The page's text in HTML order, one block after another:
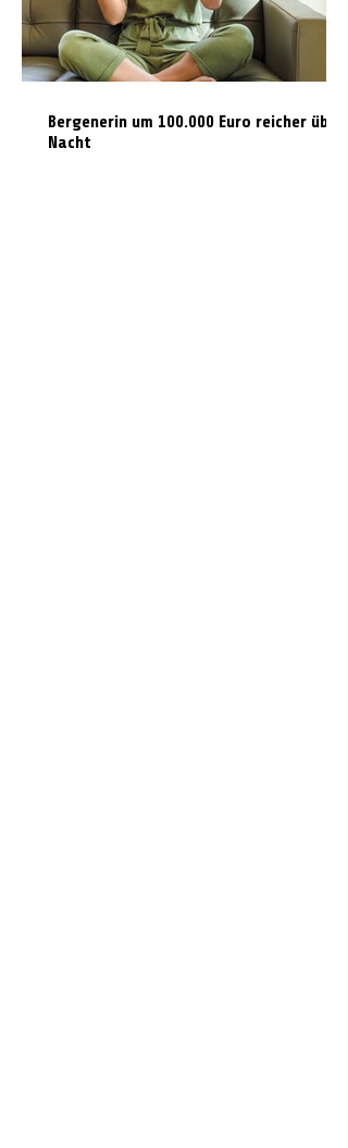
Bergenerin um 100.000 Euro reicher über
Nacht